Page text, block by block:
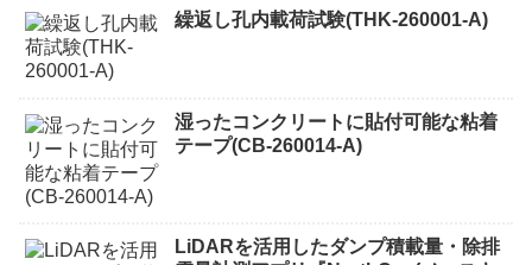
繰返し孔内載荷試験(THK-260001-A)
湿ったコンクリートに貼付可能な粘着
テープ(CB-260014-A)
LiDARを活用したダンプ積載量・除排